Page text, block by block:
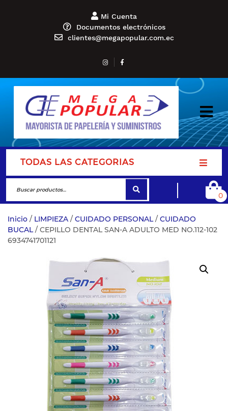
Mi Cuenta
Documentos electrónicos
clientes@megapopular.com.ec
TODAS LAS CATEGORIAS
0
Inicio / LIMPIEZA / CUIDADO PERSONAL/ CUIDADO
BUCAL/ CEPILLO DENTAL SAN-A ADULTO MED NO.112-102
6934741701121